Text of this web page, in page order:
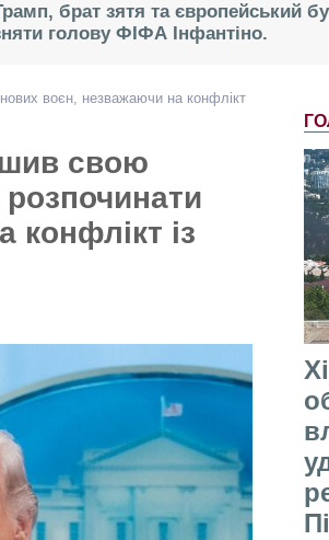
брат зятя та європейський
голову ФІФА Інфантіно.
воєн, незважаючи на конфлікт
свою
із